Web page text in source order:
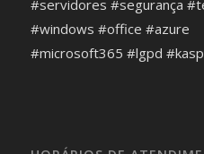
#servidores #segurança
#windows #office #azure
#microsoft365 #lgpd